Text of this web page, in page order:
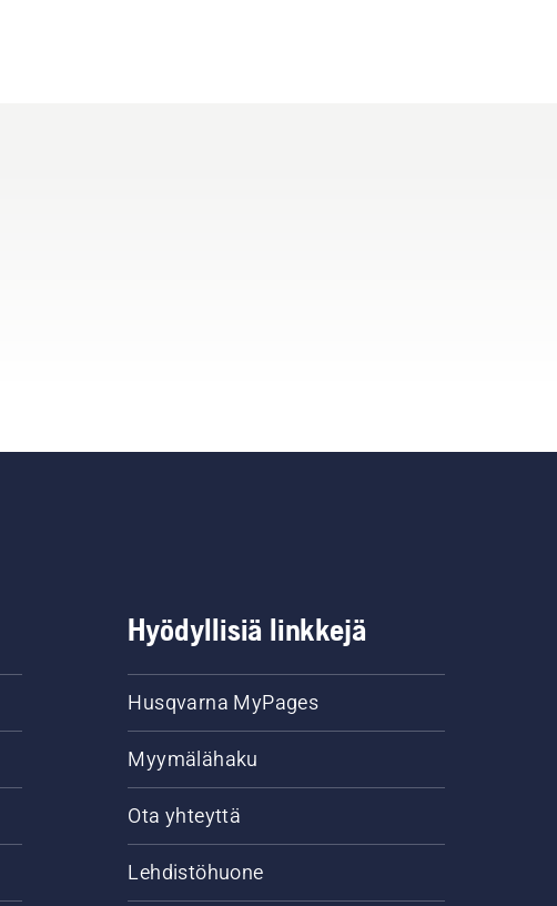
Hyödyllisiä linkkejä
Husqvarna MyPages
Myymälähaku
Ota yhteyttä
Lehdistöhuone